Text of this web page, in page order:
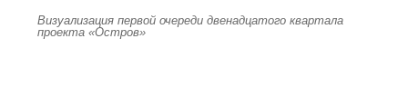
Визуализация первой очереди двенадцатого квартала
проекта «Остров»